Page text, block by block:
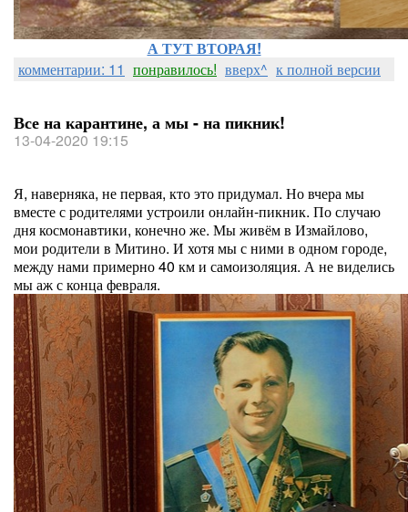
А ТУТ ВТОРАЯ!
комментарии: 11 понравилось! вверх^ к полной версии
Все на карантине, а мы - на пикник!
13-04-2020 19:15
Я, наверняка, не первая, кто это придумал. Но вчера мы
вместе с родителями устроили онлайн-пикник. По случаю
дня космонавтики, конечно же. Мы живём в Измайлово,
мои родители в Митино. И хотя мы с ними в одном городе,
между нами примерно 40 км и самоизоляция. А не виделись
мы аж с конца февраля.